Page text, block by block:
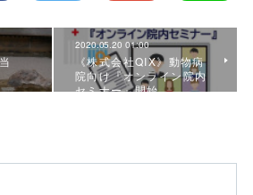
2020.05.20 01:00
《株式会社QIX》動物病
院向け『オンライン院内
セミナー』開始